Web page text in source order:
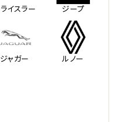
イスラー ジープ
ジャガー ルノー